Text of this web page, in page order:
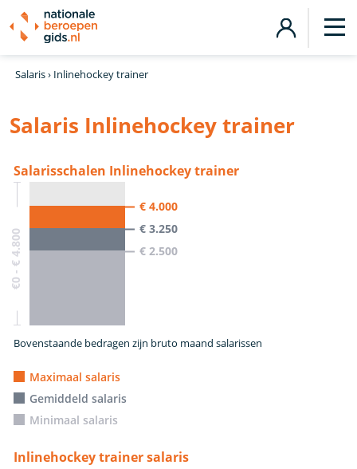
Salaris› Inlinehockey trainer
Salaris Inlinehockey trainer
Salarisschalen Inlinehockey trainer
€0 - € 4.800
€ 4.000
€ 3.250
€ 2.500
Bovenstaande bedragen zijn bruto maand salarissen
Maximaal salaris
Gemiddeld salaris
Minimaal salaris
Inlinehockey trainer salaris